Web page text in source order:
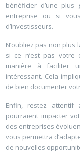
bénéficier d’une
entreprise ou si
d’investisseurs.
N’oubliez pas non
si ce n’est pas votre
manière à faciliter
intéressant. Cela
de bien documenter
Enfin, restez attentif
pourraient impacter
des entreprises
vous permettra
de nouvelles